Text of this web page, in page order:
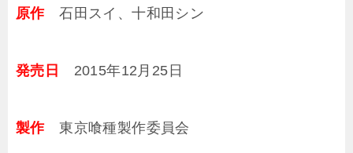
原作石田スイ、十和田シン
発売日 2015年12月25日
製作東京喰種製作委員会